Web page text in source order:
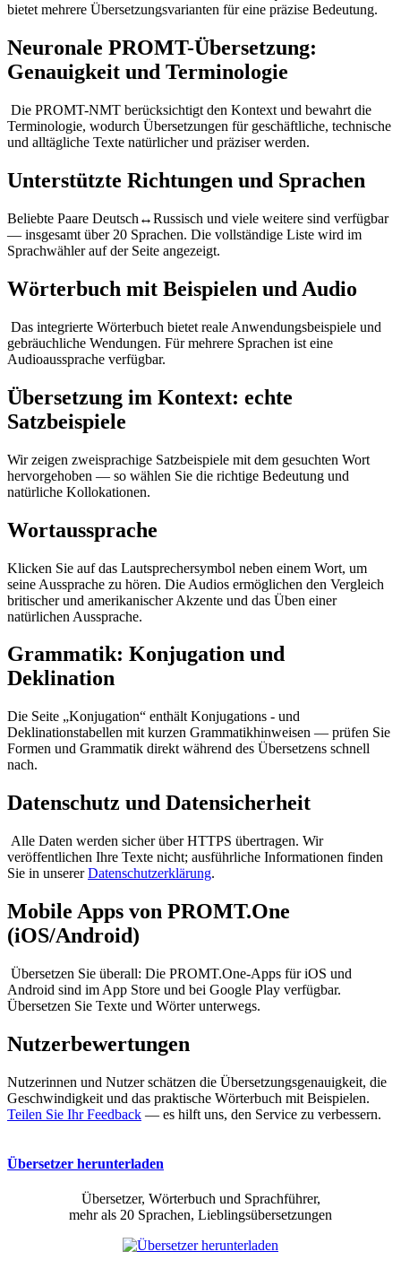
bietet mehrere Übersetzungsvarianten für eine präzise Bedeutung.
Neuronale PROMT-Übersetzung:
Genauigkeit und Terminologie
Die PROMT-NMT berücksichtigt den Kontext und bewahrt die
Terminologie, wodurch Übersetzungen für geschäftliche, technische
und alltägliche Texte natürlicher und präziser werden.
Unterstützte Richtungen und Sprachen
Beliebte Paare Deutsch↔Russisch und viele weitere sind verfügbar
— insgesamt über 20 Sprachen. Die vollständige Liste wird im
Sprachwähler auf der Seite angezeigt.
Wörterbuch mit Beispielen und Audio
Das integrierte Wörterbuch bietet reale Anwendungsbeispiele und
gebräuchliche Wendungen. Für mehrere Sprachen ist eine
Audioaussprache verfügbar.
Übersetzung im Kontext: echte
Satzbeispiele
Wir zeigen zweisprachige Satzbeispiele mit dem gesuchten Wort
hervorgehoben — so wählen Sie die richtige Bedeutung und
natürliche Kollokationen.
Wortaussprache
Klicken Sie auf das Lautsprechersymbol neben einem Wort, um
seine Aussprache zu hören. Die Audios ermöglichen den Vergleich
britischer und amerikanischer Akzente und das Üben einer
natürlichen Aussprache.
Grammatik: Konjugation und
Deklination
Die Seite „Konjugation“ enthält Konjugations - und
Deklinationstabellen mit kurzen Grammatikhinweisen — prüfen Sie
Formen und Grammatik direkt während des Übersetzens schnell
nach.
Datenschutz und Datensicherheit
Alle Daten werden sicher über HTTPS übertragen. Wir
veröffentlichen Ihre Texte nicht; ausführliche Informationen finden
Sie in unsererDatenschutzerklärung.
Mobile Apps von PROMT.One
(iOS/Android)
Übersetzen Sie überall: Die PROMT.One-Apps für iOS und
Android sind im App Store und bei Google Play verfügbar.
Übersetzen Sie Texte und Wörter unterwegs.
Nutzerbewertungen
Nutzerinnen und Nutzer schätzen die Übersetzungsgenauigkeit, die
Geschwindigkeit und das praktische Wörterbuch mit Beispielen.
Teilen Sie Ihr Feedback — es hilft uns, den Service zu verbessern.
Übersetzer herunterladen
Übersetzer, Wörterbuch und Sprachführer,
mehr als 20 Sprachen, Lieblingsübersetzungen